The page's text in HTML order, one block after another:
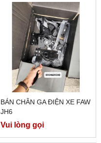
BÁN CHÂN GA ĐIỆN XE FAW
JH6
Vui lòng gọi